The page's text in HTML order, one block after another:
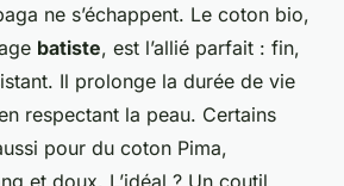
ne s’échappent. Le coton bio,
batiste, est l’allié parfait : fin,
Il prolonge la durée de vie
respectant la peau. Certains
pour du coton Pima,
et doux. L’idéal ? Un coutil